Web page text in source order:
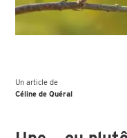
Un article de
Céline de Quéral